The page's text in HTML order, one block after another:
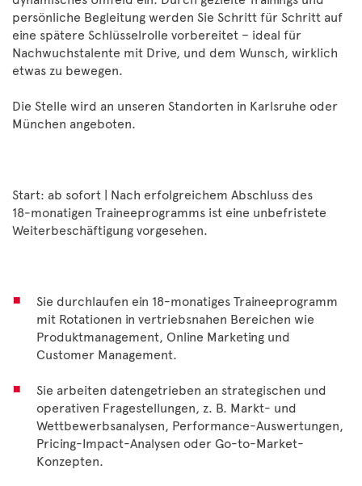
persönliche Begleitung werden Sie Schritt für Schritt auf
eine spätere Schlüsselrolle vorbereitet – ideal für
Nachwuchstalente mit Drive, und dem Wunsch, wirklich
etwas zu bewegen.
Die Stelle wird an unseren Standorten in Karlsruhe oder
München angeboten.
Start: ab sofort | Nach erfolgreichem Abschluss des
18‑monatigen Traineeprogramms ist eine unbefristete
Weiterbeschäftigung vorgesehen.
Sie durchlaufen ein 18-monatiges Traineeprogramm
mit Rotationen in vertriebsnahen Bereichen wie
Produktmanagement, Online Marketing und
Customer Management.
Sie arbeiten datengetrieben an strategischen und
operativen Fragestellungen, z. B. Markt- und
Wettbewerbsanalysen, Performance-Auswertungen,
Pricing-Impact-Analysen oder Go-to-Market-
Konzepten.